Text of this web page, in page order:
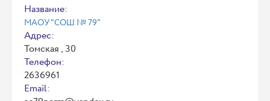
Название:
МАОУ "СОШ № 79"
Адрес:
Томская , 30
Телефон:
2636961
Email: